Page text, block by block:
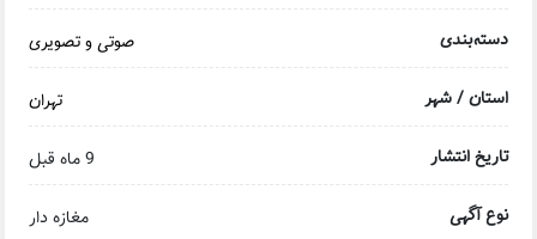
دسته‌بندی صوتی و تصویری
استان / شهر تهران
تاریخ انتشار 9 ماه قبل
نوع آگهی مغازه دار